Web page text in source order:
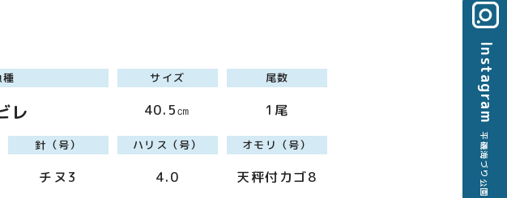
種
レ
サイズ
40.5㎝
尾数
1尾
針（号）
チヌ3
ハリス（号）
4.0
オモリ（号）
天秤付カゴ8
Instagram
平磯海づり公園